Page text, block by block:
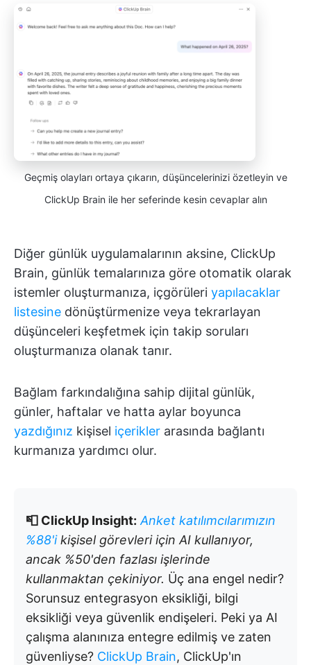
Geçmiş olayları ortaya çıkarın, düşüncelerinizi özetleyin ve
ClickUp Brain ile her seferinde kesin cevaplar alın
Diğer günlük uygulamalarının aksine, ClickUp
Brain, günlük temalarınıza göre otomatik olarak
istemler oluşturmanıza, içgörüleri yapılacaklar
listesine dönüştürmenize veya tekrarlayan
düşünceleri keşfetmek için takip soruları
oluşturmanıza olanak tanır.
Bağlam farkındalığına sahip dijital günlük,
günler, haftalar ve hatta aylar boyunca
yazdığınız kişisel içerikler arasında bağlantı
kurmanıza yardımcı olur.
📮 ClickUp Insight: Anket katılımcılarımızın
%88'i kişisel görevleri için AI kullanıyor,
ancak %50'den fazlası işlerinde
kullanmaktan çekiniyor. Üç ana engel nedir?
Sorunsuz entegrasyon eksikliği, bilgi
eksikliği veya güvenlik endişeleri. Peki ya AI
çalışma alanınıza entegre edilmiş ve zaten
güvenliyse? ClickUp Brain, ClickUp'ın